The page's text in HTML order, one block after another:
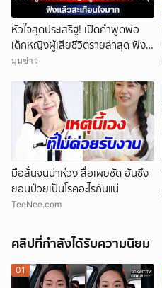
หัวใจสุดประเสริฐ! เปิดคำพูดพ่อ
เด็กหญิงผู้เสียชีวิตรายล่าสุด ฟัง
แล้วสะเทือนใจมาก
มุมข่าว
มือสั่นจนน่าห่วง สื่อเผยชัด ฮันซึง
ยอนป่วยเป็นโรคอะไรกันแน่
TeeNee.com
คลิปที่กำลังได้รับความนิยม
01